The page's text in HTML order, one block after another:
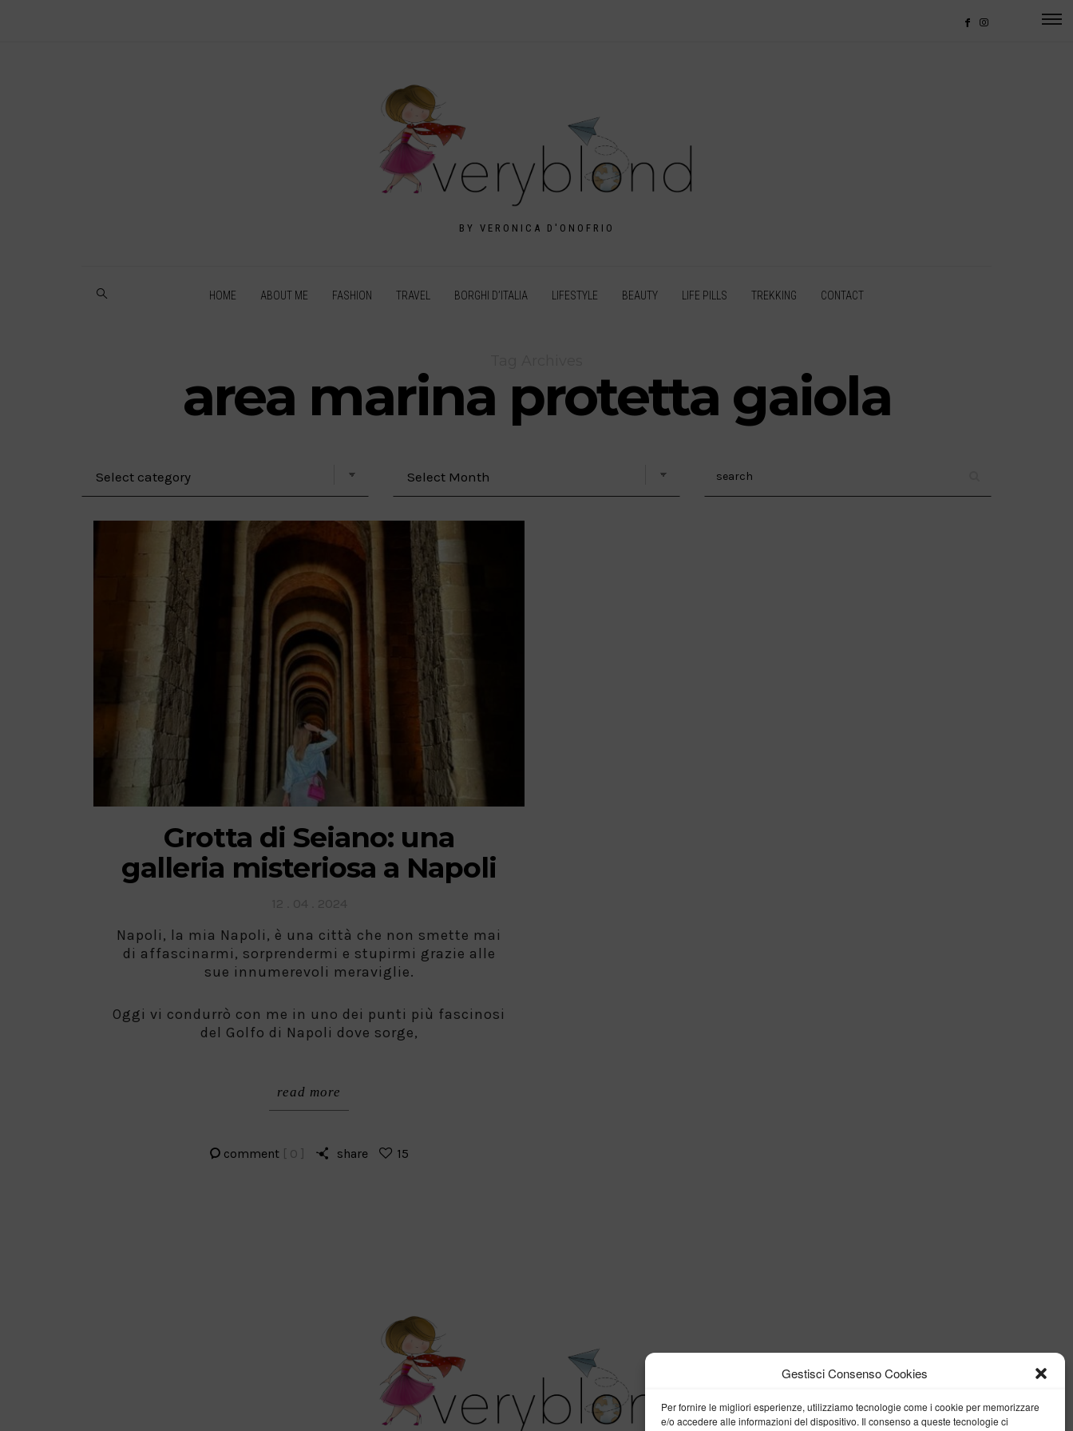
Gestisci Consenso Cookies
Per fornire le migliori esperienze, utilizziamo tecnologie come i cookie per memorizzare
e/o accedere alle informazioni del dispositivo. Il consenso a queste tecnologie ci
BY VERONICA D'ONOFRIO
HOME ABOUT ME FASHION TRAVEL BORGHI D’ITALIA LIFESTYLE BEAUTY LIFE PILLS TREKKING CONTACT
area marina protetta gaiola
Grotta di Seiano: una
galleria misteriosa a Napoli
Napoli, la mia Napoli, è una città che non smette mai
di affascinarmi, sorprendermi e stupirmi grazie alle
sue innumerevoli meraviglie.
Oggi vi condurrò con me in uno dei punti più fascinosi
del Golfo di Napoli dove sorge,
read more
comment [ 0 ] share 15